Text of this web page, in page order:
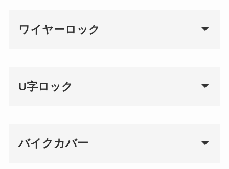
ワイヤーロック
U字ロック
バイクカバー